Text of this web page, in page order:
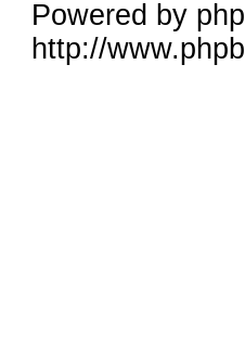
Powered by
http://